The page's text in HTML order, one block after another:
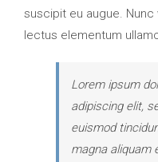
suscipit eu augue.
lectus elementum
Lorem ipsum
adipiscing elit,
euismod
magna aliquam